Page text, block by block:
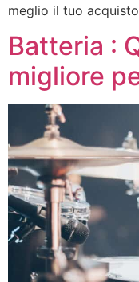
meglio il tuo
Batteria :
migliore